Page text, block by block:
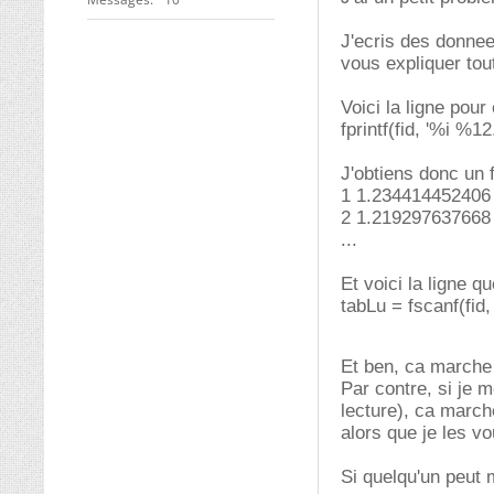
J'ecris des
vous expliquer
Voici la ligne
fprintf(fid, '%i
J'obtiens donc un
1 1.234414452406
2 1.219297637668
...
Et voici la ligne
tabLu =
Et ben, ca
Par contre, si je
lecture), ca
alors que je les
Si quelqu'un peut